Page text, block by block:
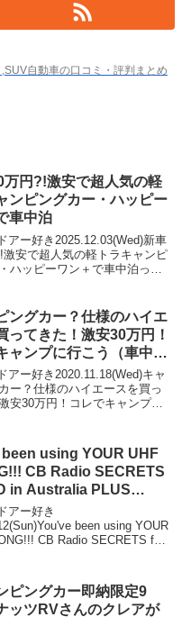
自動車の口コミ・評判まとめ
万円?!激安で超人気の軽
ンピングカー・ハッピー
車中泊
アー好き2025.12.03(Wed)新車
激安で超人気の軽トラキャンピ
ハッピーワン＋で車中泊って
です！3...
ングカー？仕様のハイエ
ってきた！激安30万円！
ャンプに行こう（車中
アー好き2020.11.18(Wed)キャ
ー？仕様のハイエースを買っ
安30万円！コレでキャンプに
この動...
using YOUR UHF
CB Radio SECRETS
in Australia PLUS
Technology
アー好き
been using YOUR
CB Radio SECRETS for
ピングカー即納限定9
ッツRVさんのクレアが